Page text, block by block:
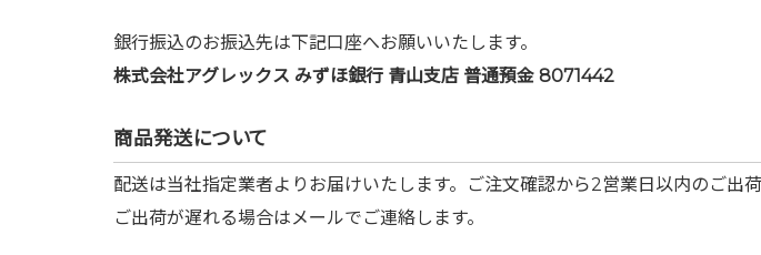
銀行振込のお振込先は下記口座へお願いいたします。
株式会社アグレックス みずほ銀行 青山支店 普通預金 8071442
商品発送について
配送は当社指定業者よりお届けいたします。ご注文確認から2営業日以内のご出
ご出荷が遅れる場合はメールでご連絡します。